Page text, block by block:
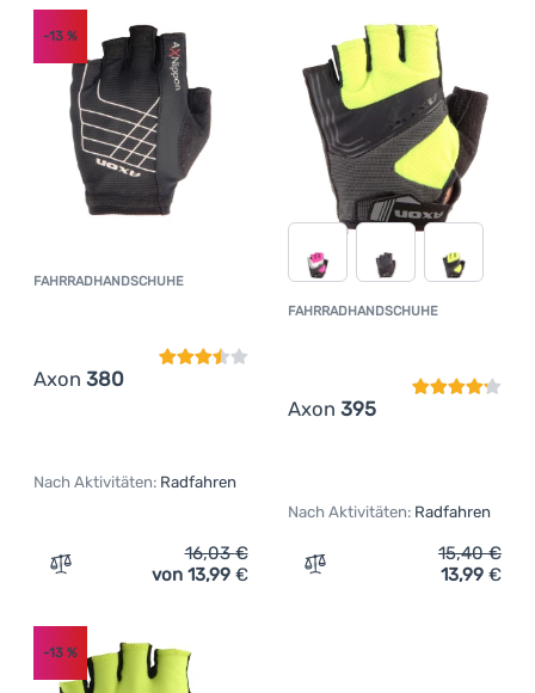
FAHRRADHANDSCHUHE
Axon 380
Kundenbewertung
-13 %
Nach Aktivitäten: Radfahren
Zum Vergleich 'Fahrradhandschuhe Axon 380'
16,03€
von 13,99 €
FAHRRADHANDSCHUHE
Axon 395
Nach Aktivitäten: Radfahren
Zum Vergleich
15,40€
13,99 €
-13 %